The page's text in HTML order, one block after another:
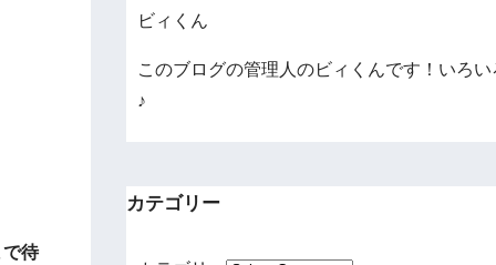
待
ビィくん
このブログの管理人のビィくんです！いろ
♪
カテゴリー